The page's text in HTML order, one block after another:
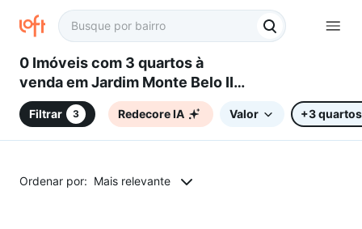
0 Imóveis com 3 quartos à
venda em Jardim Monte Belo II,
Campinas, SP
Filtrar 3 Redecore IA Valor +3 quartos
Ordenar por: Mais relevante